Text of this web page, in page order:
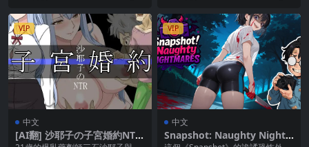
VIP
中文
[AI翻] 沙耶子の子宮婚約NTR
VIP
中文
Snapshot: Naughty Night